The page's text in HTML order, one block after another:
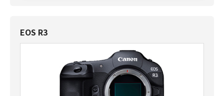
EOS R3